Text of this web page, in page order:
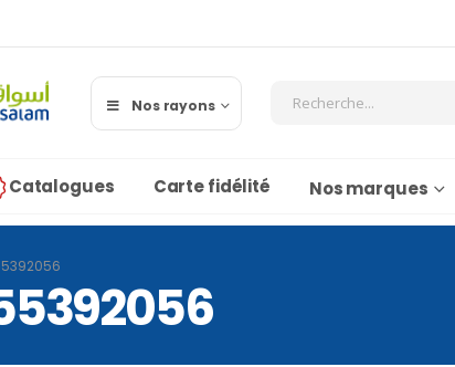
Nos rayons
Catalogues Carte fidélité Nos marques